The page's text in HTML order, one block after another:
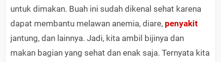
untuk dimakan. Buah ini sudah dikenal sehat karena
dapat membantu melawan anemia, diare, penyakit
jantung, dan lainnya. Jadi, kita ambil bijinya dan
makan bagian yang sehat dan enak saja. Ternyata kita